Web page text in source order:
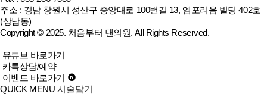
주소 : 경남 창원시 성산구 중앙대로 100번길 13, 엠포리움 빌딩 402호
(상남동)
Copyright © 2025. 처음부터 댄의원. All Rights Reserved.
유튜브 바로가기
카톡상담/예약
이벤트 바로가기
QUICK MENU 시술담기